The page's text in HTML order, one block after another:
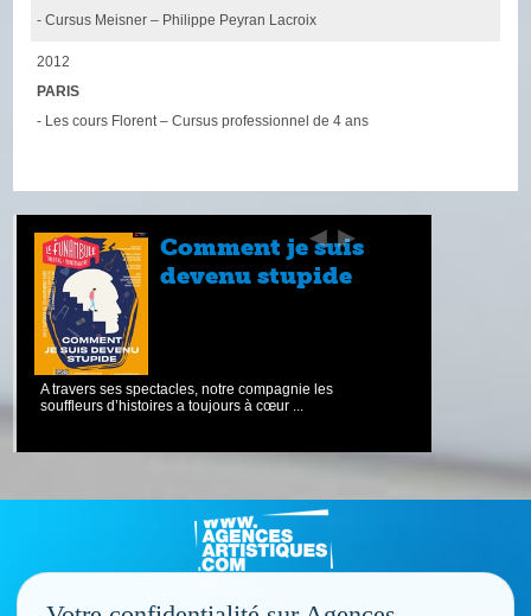
- Cursus Meisner – Philippe Peyran Lacroix
2012
PARIS
- Les cours Florent – Cursus professionnel de 4 ans
Comment je suis
devenu stupide
A travers ses spectacles, notre compagnie les
souffleurs d’histoires a toujours à cœur ...